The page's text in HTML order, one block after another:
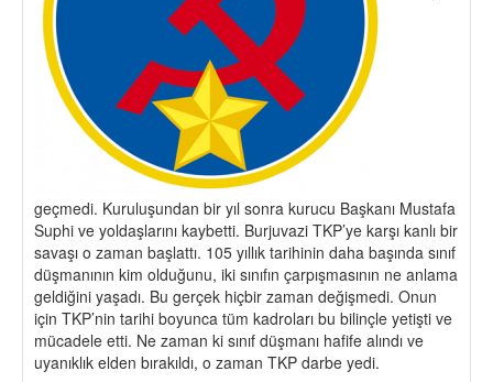
geçmedi. Kuruluşundan bir yıl sonra kurucu Başkanı Mustafa
Suphi ve yoldaşlarını kaybetti. Burjuvazi TKP’ye karşı kanlı bir
savaşı o zaman başlattı. 105 yıllık tarihinin daha başında sınıf
düşmanının kim olduğunu, iki sınıfın çarpışmasının ne anlama
geldiğini yaşadı. Bu gerçek hiçbir zaman değişmedi. Onun
için TKP’nin tarihi boyunca tüm kadroları bu bilinçle yetişti ve
mücadele etti. Ne zaman ki sınıf düşmanı hafife alındı ve
uyanıklık elden bırakıldı, o zaman TKP darbe yedi.